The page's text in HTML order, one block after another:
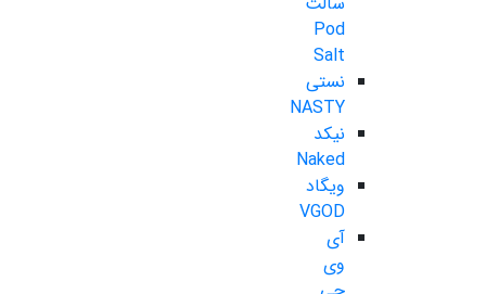
Pod
Salt
نستی
NASTY
نیکد
Naked
ویگاد
VGOD
آی
وی